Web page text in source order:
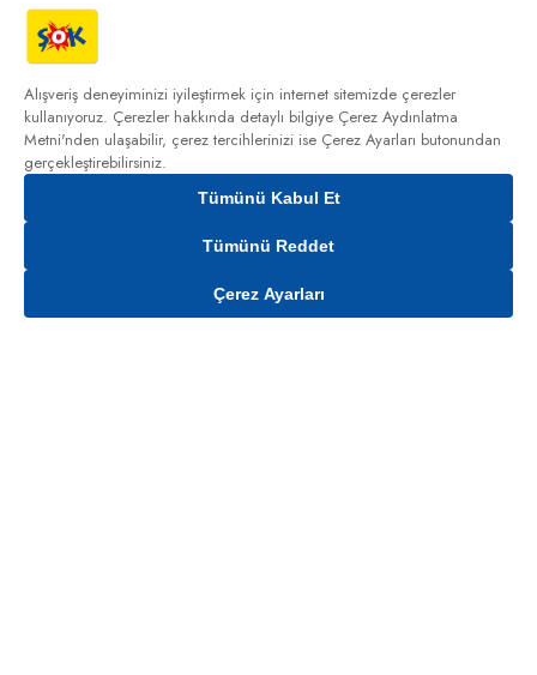
Gelince Haber Ver
Alışveriş deneyiminizi iyileştirmek için internet sitemizde çerezler
kullanıyoruz. Çerezler hakkında detaylı bilgiye Çerez Aydınlatma
Metni'nden ulaşabilir, çerez tercihlerinizi ise Çerez Ayarları butonundan
gerçekleştirebilirsiniz.
Tümünü Kabul Et
Tümünü Reddet
Çerez Ayarları